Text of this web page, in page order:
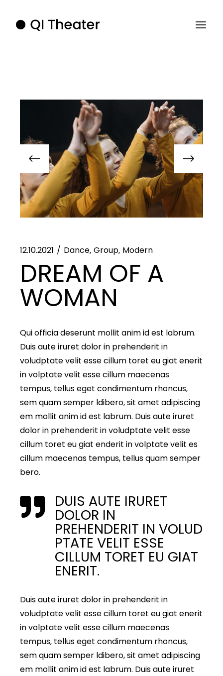
12.10.2021 Dance Group Modern
DREAM OF A
WOMAN
Qui officia deserunt mollit anim id est labrum.
Duis aute iruret dolor in prehenderit in
voludptate velit esse cillum toret eu giat enerit
in volptate velit esse cillum maecenas
tempus, tellus eget condimentum rhoncus,
sem quam semper ldibero, sit amet adipiscing
em mollit anim id est labrum. Duis aute iruret
dolor in prehenderit in voludptate velit esse
cillum toret eu giat enderit in volptate velit es
cillum maecenas tempus, tellus quam semper
bero.
DUIS AUTE IRURET
DOLOR IN
PREHENDERIT IN VOLUD
PTATE VELIT ESSE
CILLUM TORET EU GIAT
ENERIT.
Duis aute iruret dolor in prehenderit in
voludptate velit esse cillum toret eu giat enerit
in volptate velit esse cillum maecenas
tempus, tellus eget condimentum rhoncus,
sem quam semper ldibero, sit amet adipiscing
em mollit anim id est labrum. Duis aute iruret